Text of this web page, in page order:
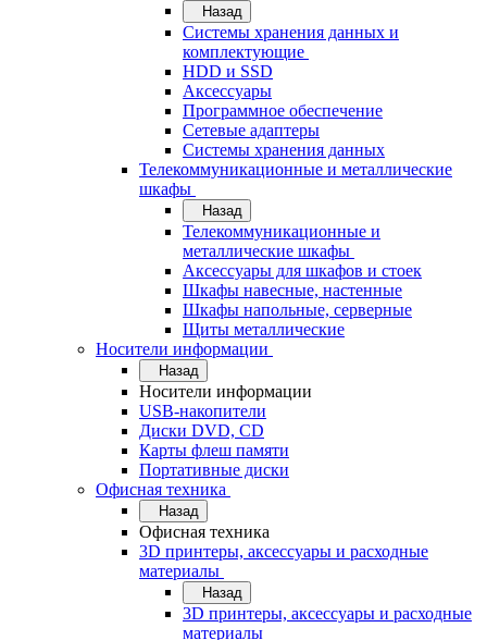
Назад
Системы хранения данных и
комплектующие
HDD и SSD
Аксессуары
Программное обеспечение
Сетевые адаптеры
Системы хранения данных
Телекоммуникационные и металлические
шкафы
Назад
Телекоммуникационные и
металлические шкафы
Аксессуары для шкафов и стоек
Шкафы навесные, настенные
Шкафы напольные, серверные
Щиты металлические
Носители информации
Назад
Носители информации
USB-накопители
Диски DVD, CD
Карты флеш памяти
Портативные диски
Офисная техника
Назад
Офисная техника
3D принтеры, аксессуары и расходные
материалы
Назад
3D принтеры, аксессуары и расходные
материалы